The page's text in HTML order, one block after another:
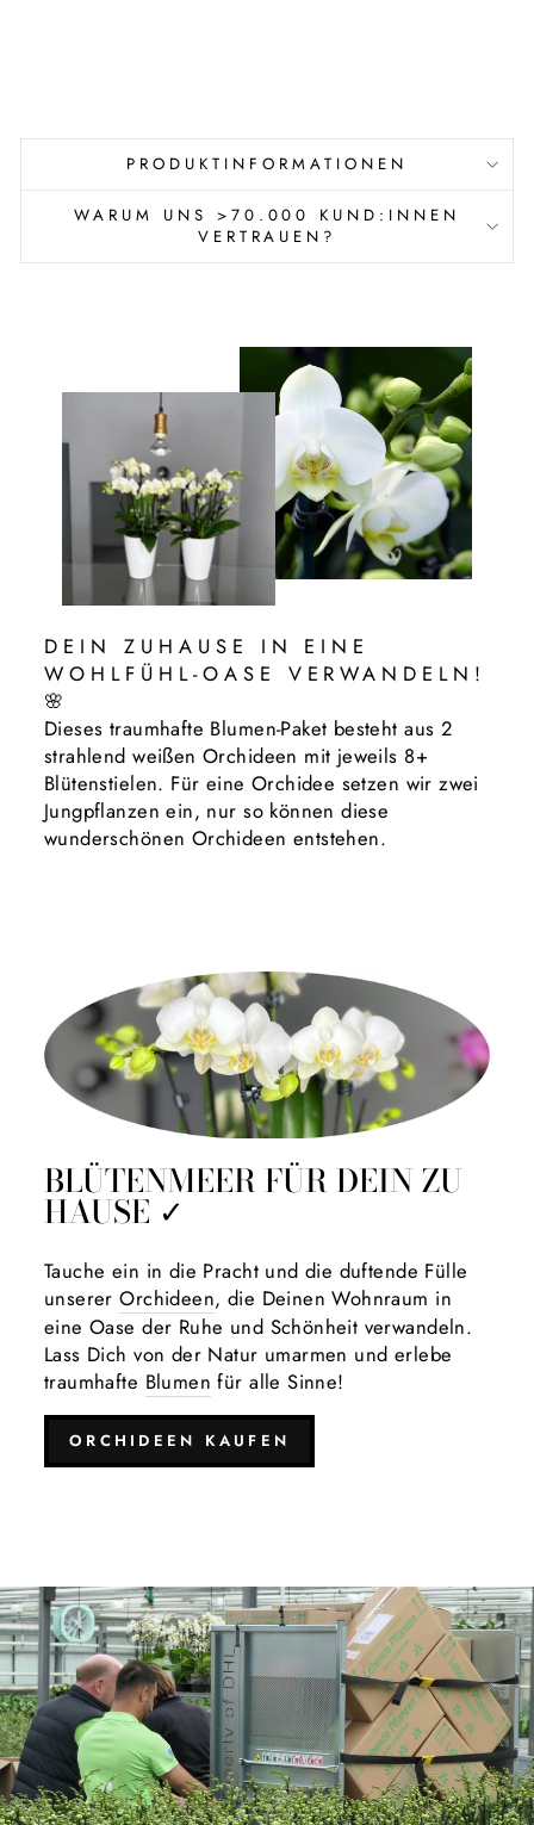
PRODUKTINFORMATIONEN
WARUM UNS >70.000 KUND:INNEN
VERTRAUEN?
DEIN ZUHAUSE IN EINE
WOHLFÜHL-OASE VERWANDELN!
🌸
Dieses traumhafte Blumen-Paket besteht aus 2
strahlend weißen Orchideen mit jeweils 8+
Blütenstielen. Für eine Orchidee setzen wir zwei
Jungpflanzen ein, nur so können diese
wunderschönen Orchideen entstehen.
BLÜTENMEER FÜR DEIN ZU
HAUSE ✓
Tauche ein in die Pracht und die duftende Fülle
unsererOrchideen, die Deinen Wohnraum in
eine Oase der Ruhe und Schönheit verwandeln.
Lass Dich von der Natur umarmen und erlebe
traumhafte Blumen für alle Sinne!
ORCHIDEEN KAUFEN